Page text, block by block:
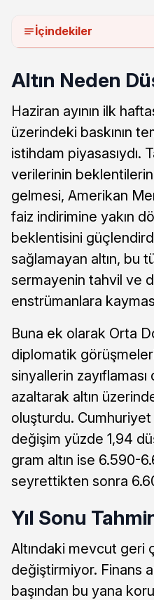
İçindekiler
Altın Neden
Haziran ayının ilk
üzerindeki baskının
istihdam piyasasıydı.
verilerinin
gelmesi, Amerikan
faiz indirimine yakın
beklentisini
sağlamayan altın, bu
sermayenin tahvil ve
enstrümanlara
Buna ek olarak Orta
diplomatik
sinyallerin
azaltarak altın
oluşturdu. Cumhuriyet
değişim yüzde 1,94
gram altın ise 6.590-
seyrettikten sonra
Yıl Sonu
Altındaki mevcut geri
değiştirmiyor. Finans
başından bu yana